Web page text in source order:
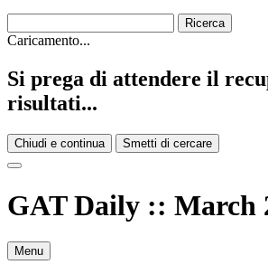
Caricamento...
Si prega di attendere il
risultati...
Chiudi e continua Smetti di cercare
GAT Daily :: March
Menu